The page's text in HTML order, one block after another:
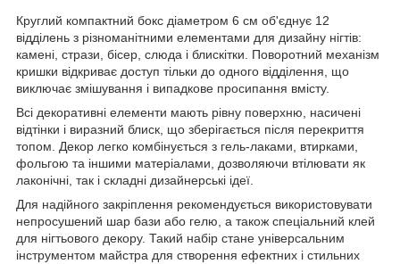
Круглий компактний бокс діаметром 6 см об'єднує 12
відділень з різноманітними елементами для дизайну нігтів:
камені, стрази, бісер, слюда і блискітки. Поворотний механізм
кришки відкриває доступ тільки до одного відділення, що
виключає змішування і випадкове просипання вмісту.
Всі декоративні елементи мають рівну поверхню, насичені
відтінки і виразний блиск, що зберігається після перекриття
топом. Декор легко комбінується з гель-лаками, втирками,
фольгою та іншими матеріалами, дозволяючи втілювати як
лаконічні, так і складні дизайнерські ідеї.
Для надійного закріплення рекомендується використовувати
непросушений шар бази або гелю, а також спеціальний клей
для нігтьового декору. Такий набір стане універсальним
інструментом майстра для створення ефектних і стильних